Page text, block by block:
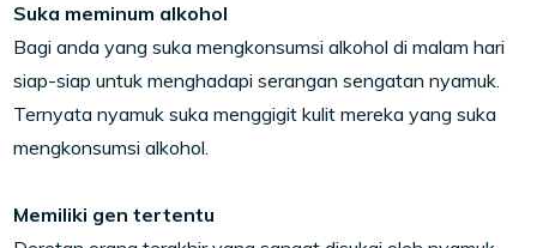
Suka meminum alkohol
Bagi anda yang suka mengkonsumsi alkohol di malam hari
siap-siap untuk menghadapi serangan sengatan nyamuk.
Ternyata nyamuk suka menggigit kulit mereka yang suka
mengkonsumsi alkohol.
Memiliki gen tertentu